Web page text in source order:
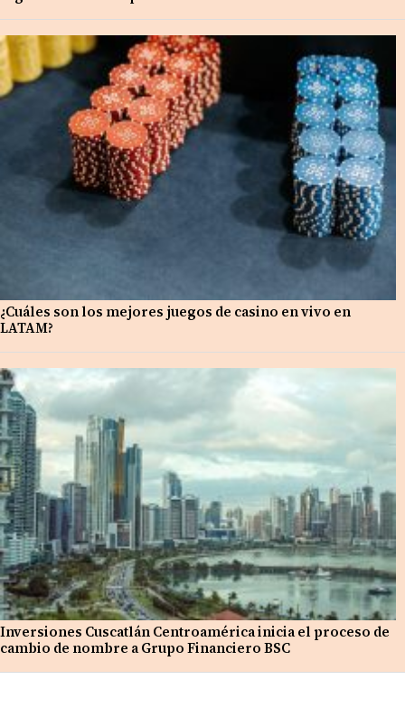
¿Cuáles son los mejores juegos de casino en vivo en
LATAM?
Inversiones Cuscatlán Centroamérica inicia el proceso de
cambio de nombre a Grupo Financiero BSC